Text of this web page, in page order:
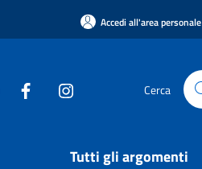
Accedi all'area personale
Cerca
Tutti gli argomenti